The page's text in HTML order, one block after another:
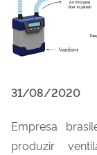
31/08/2020
Empresa
produzir